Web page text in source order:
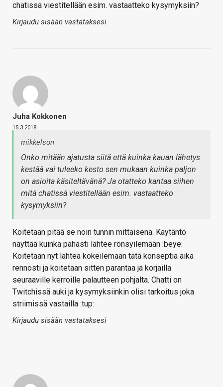
chatissä viestitellään esim. vastaatteko kysymyksiin?
Kirjaudu sisään vastataksesi
Juha Kokkonen
15.3.2018
mikkelson
Onko mitään ajatusta siitä että kuinka kauan lähetys
kestää vai tuleeko kesto sen mukaan kuinka paljon
on asioita käsiteltävänä? Ja otatteko kantaa siihen
mitä chatissä viestitellään esim. vastaatteko
kysymyksiin?
Koitetaan pitää se noin tunnin mittaisena. Käytäntö
näyttää kuinka pahasti lähtee rönsyilemään :beye:
Koitetaan nyt lähteä kokeilemaan tätä konseptia aika
rennosti ja koitetaan sitten parantaa ja korjailla
seuraaville kerroille palautteen pohjalta. Chatti on
Twitchissä auki ja kysymyksiinkin olisi tarkoitus joka
striimissä vastailla :tup:
Kirjaudu sisään vastataksesi